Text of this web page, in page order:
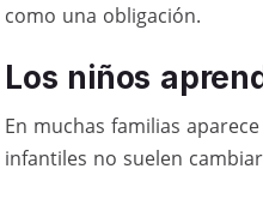
como una obligación.
Los niños
En muchas familias
infantiles no suelen